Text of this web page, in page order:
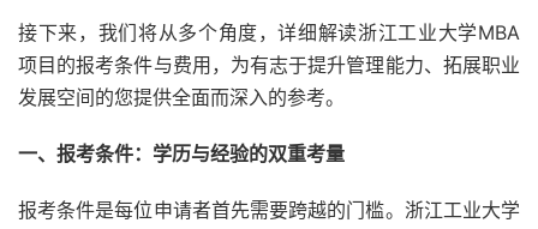
接下来，我们将从多个角度，详细解读浙江工业大学MBA
项目的报考条件与费用，为有志于提升管理能力、拓展职业
发展空间的您提供全面而深入的参考。
一、报考条件：学历与经验的双重考量
报考条件是每位申请者首先需要跨越的门槛。浙江工业大学